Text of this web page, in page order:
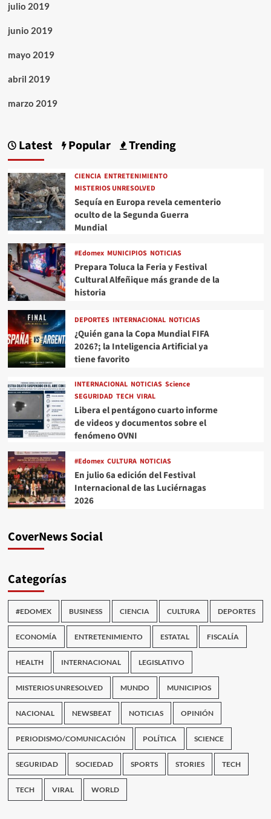
julio 2019
junio 2019
mayo 2019
abril 2019
marzo 2019
Latest Popular Trending
CIENCIA ENTRETENIMIENTO
MISTERIOS UNRESOLVED
Sequía en Europa revela cementerio
oculto de la Segunda Guerra
Mundial
#Edomex MUNICIPIOS NOTICIAS
Prepara Toluca la Feria y Festival
Cultural Alfeñique más grande de la
historia
DEPORTES INTERNACIONAL NOTICIAS
¿Quién gana la Copa Mundial FIFA
2026?; la Inteligencia Artificial ya
tiene favorito
INTERNACIONAL NOTICIAS Science
SEGURIDAD TECH VIRAL
Libera el pentágono cuarto informe
de videos y documentos sobre el
fenómeno OVNI
#Edomex CULTURA NOTICIAS
En julio 6a edición del Festival
Internacional de las Luciérnagas
2026
CoverNews Social
Categorías
#EDOMEX BUSINESS CIENCIA CULTURA DEPORTES
ECONOMÍA ENTRETENIMIENTO ESTATAL FISCALÍA
HEALTH INTERNACIONAL LEGISLATIVO
MISTERIOS UNRESOLVED MUNDO MUNICIPIOS
NACIONAL NEWSBEAT NOTICIAS OPINIÓN
PERIODISMO/COMUNICACIÓN POLÍTICA SCIENCE
SEGURIDAD SOCIEDAD SPORTS STORIES TECH
TECH VIRAL WORLD